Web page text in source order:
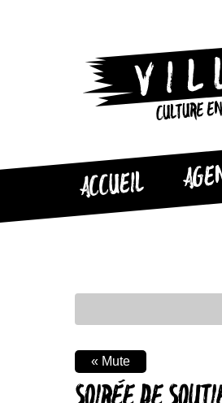
CULTURE
ACCUEIL
« Mute